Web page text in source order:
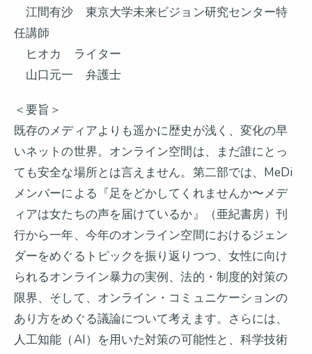
江間有沙 東京大学未来ビジョン研究センター特
任講師
ヒオカ ライター
山口元一 弁護士
＜要旨＞
既存のメディアよりも遥かに歴史が浅く、変化の早
いネットの世界。オンライン空間は、まだ誰にとっ
ても安全な場所とは言えません。第二部では、MeDi
メンバーによる『足をどかしてくれませんか〜メデ
ィアは女たちの声を届けているか』（亜紀書房）刊
行から一年、今年のオンライン空間におけるジェン
ダーをめぐるトピックを振り返りつつ、女性に向け
られるオンライン暴力の実例、法的・制度的対策の
限界、そして、オンライン・コミュニケーションの
あり方をめぐる議論について考えます。さらには、
人工知能（AI）を用いた対策の可能性と、科学技術